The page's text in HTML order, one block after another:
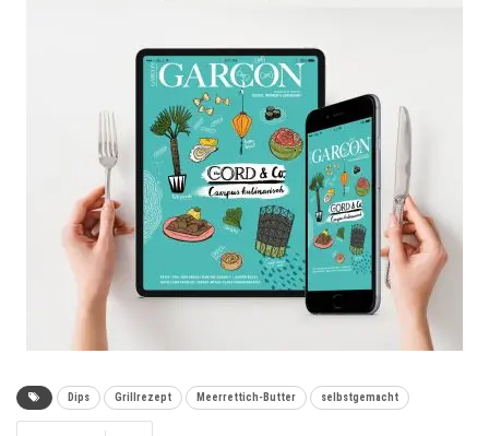
Dips Grillrezept Meerrettich-Butter selbstgemacht